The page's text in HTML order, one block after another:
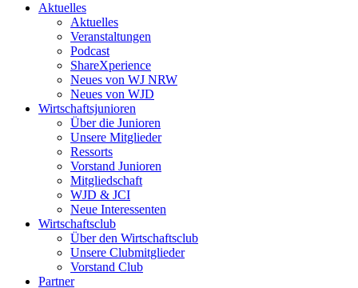
Aktuelles
Aktuelles
Veranstaltungen
Podcast
ShareXperience
Neues von WJ NRW
Neues von WJD
Wirtschaftsjunioren
Über die Junioren
Unsere Mitglieder
Ressorts
Vorstand Junioren
Mitgliedschaft
WJD & JCI
Neue Interessenten
Wirtschaftsclub
Über den Wirtschaftsclub
Unsere Clubmitglieder
Vorstand Club
Partner